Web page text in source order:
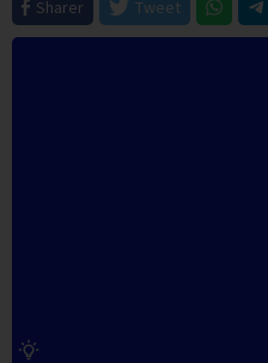
Sharer
Tweet